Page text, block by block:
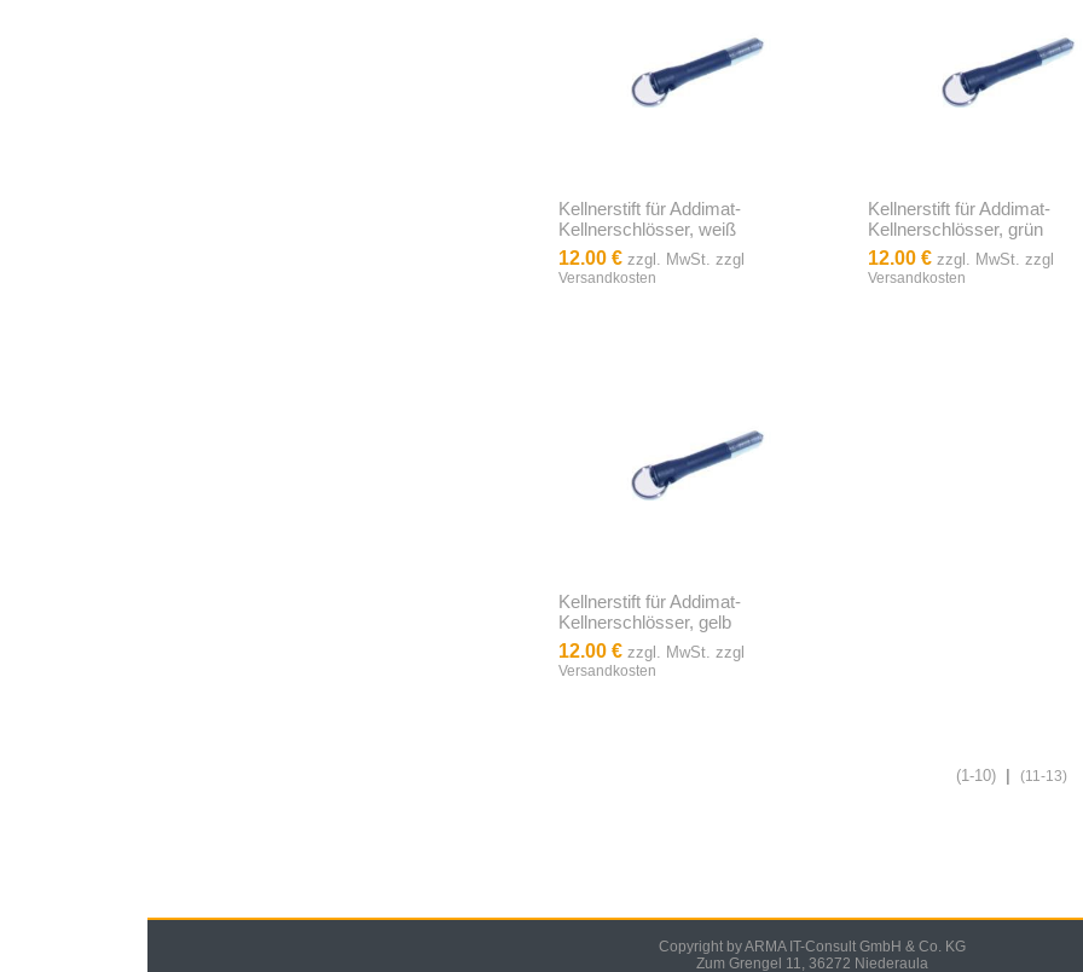
Kellnerstift für Addimat-
Kellnerschlösser, weiß
12.00 € zzgl. MwSt. zzgl
Versandkosten
Kellnerstift für Addimat-
Kellnerschlösser, grün
12.00 € zzgl. MwSt. zzgl
Versandkosten
Kellnerstift für Addimat-
Kellnerschlösser, gelb
12.00 € zzgl. MwSt. zzgl
Versandkosten
(1-10) (11-13)
Copyright by ARMA IT-Consult GmbH & Co. KG
Zum Grengel 11, 36272 Niederaula